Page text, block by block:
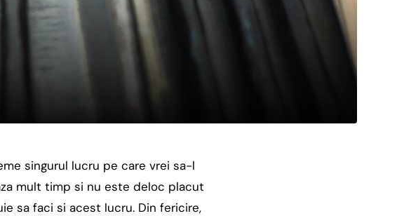
singurul lucru pe care vrei sa-l
mult timp si nu este deloc placut
sa faci si acest lucru. Din fericire,